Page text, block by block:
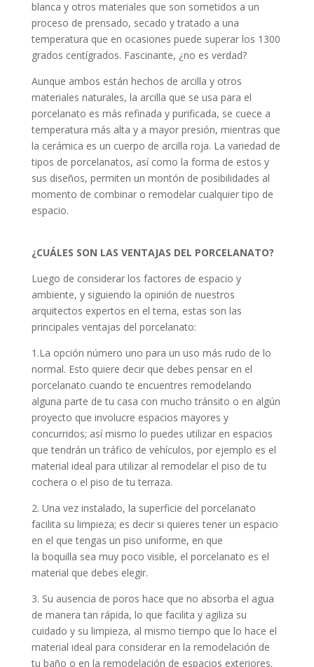
blanca y otros materiales que son sometidos a un
proceso de prensado, secado y tratado a una
temperatura que en ocasiones puede superar los 1300
grados centígrados. Fascinante, ¿no es verdad?
Aunque ambos están hechos de arcilla y otros
materiales naturales, la arcilla que se usa para el
porcelanato es más refinada y purificada, se cuece a
temperatura más alta y a mayor presión, mientras que
la cerámica es un cuerpo de arcilla roja. La variedad de
tipos de porcelanatos, así como la forma de estos y
sus diseños, permiten un montón de posibilidades al
momento de combinar o remodelar cualquier tipo de
espacio.
¿CUÁLES SON LAS VENTAJAS DEL PORCELANATO?
Luego de considerar los factores de espacio y
ambiente, y siguiendo la opinión de nuestros
arquitectos expertos en el tema, estas son las
principales ventajas del porcelanato:
1.La opción número uno para un uso más rudo de lo
normal. Esto quiere decir que debes pensar en el
porcelanato cuando te encuentres remodelando
alguna parte de tu casa con mucho tránsito o en algún
proyecto que involucre espacios mayores y
concurridos; así mismo lo puedes utilizar en espacios
que tendrán un tráfico de vehículos, por ejemplo es el
material ideal para utilizar al remodelar el piso de tu
cochera o el piso de tu terraza.
2. Una vez instalado, la superficie del porcelanato
facilita su limpieza; es decir si quieres tener un espacio
en el que tengas un piso uniforme, en que
la boquilla sea muy poco visible, el porcelanato es el
material que debes elegir.
3. Su ausencia de poros hace que no absorba el agua
de manera tan rápida, lo que facilita y agiliza su
cuidado y su limpieza, al mismo tiempo que lo hace el
material ideal para considerar en la remodelación de
tu baño o en la remodelación de espacios exteriores.